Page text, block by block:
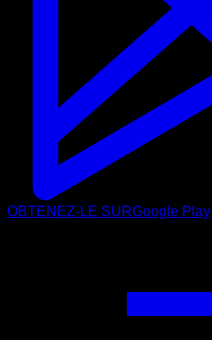
OBTENEZ-LE SURGoogle Play